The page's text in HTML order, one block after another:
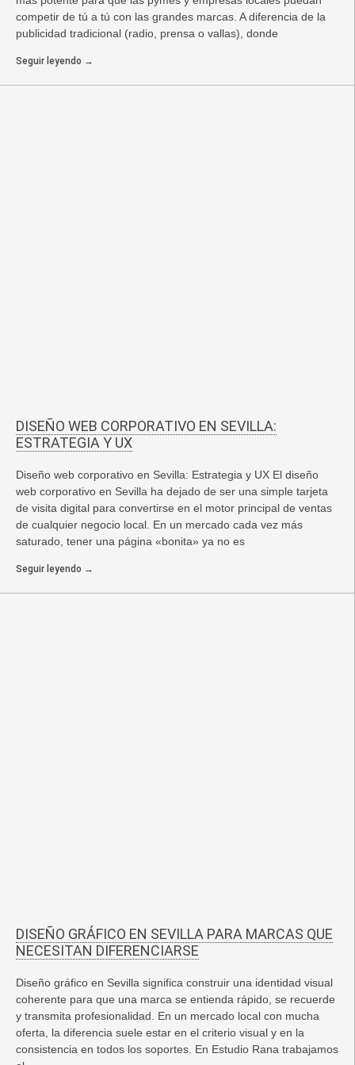
competir de tú a tú con las grandes marcas. A diferencia de la
publicidad tradicional (radio, prensa o vallas), donde
Seguir leyendo →
DISEÑO WEB CORPORATIVO EN SEVILLA:
ESTRATEGIA Y UX
Diseño web corporativo en Sevilla: Estrategia y UX El diseño
web corporativo en Sevilla ha dejado de ser una simple tarjeta
de visita digital para convertirse en el motor principal de ventas
de cualquier negocio local. En un mercado cada vez más
saturado, tener una página «bonita» ya no es
Seguir leyendo →
DISEÑO GRÁFICO EN SEVILLA PARA MARCAS QUE
NECESITAN DIFERENCIARSE
Diseño gráfico en Sevilla significa construir una identidad visual
coherente para que una marca se entienda rápido, se recuerde
y transmita profesionalidad. En un mercado local con mucha
oferta, la diferencia suele estar en el criterio visual y en la
consistencia en todos los soportes. En Estudio Rana trabajamos